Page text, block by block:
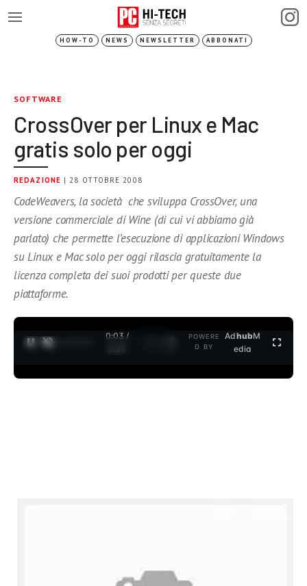
HOW-TO NEWS NEWSLETTER ABBONATI
SOFTWARE
CrossOver per Linux e Mac
gratis solo per oggi
REDAZIONE | 28 OTTOBRE 2008
CodeWeavers, la società che sviluppa CrossOver, una
versione commerciale di Wine (di cui vi abbiamo già
parlato) che permette l’esecuzione di applicazioni Windows
su Linux e Mac solo per oggi rilascia gratuitamente la
licenza completa dei suoi prodotti per queste due
piattaforme.
0:03 /
3:37
POWERE
D BY
AdhubM
edia